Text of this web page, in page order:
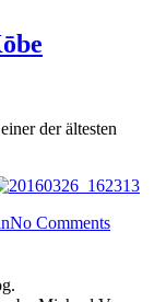
der ältesten
No Comments